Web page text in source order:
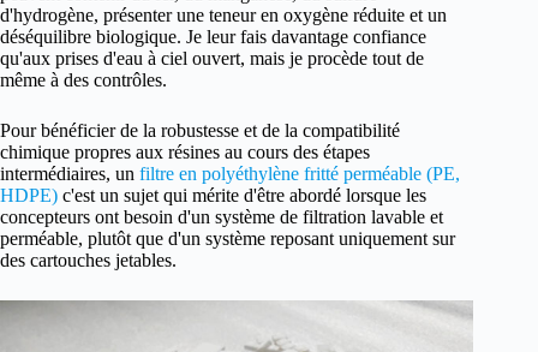
d'hydrogène, présenter une teneur en oxygène réduite et un
déséquilibre biologique. Je leur fais davantage confiance
qu'aux prises d'eau à ciel ouvert, mais je procède tout de
même à des contrôles.
Pour bénéficier de la robustesse et de la compatibilité
chimique propres aux résines au cours des étapes
intermédiaires, un filtre en polyéthylène fritté perméable (PE,
HDPE) c'est un sujet qui mérite d'être abordé lorsque les
concepteurs ont besoin d'un système de filtration lavable et
perméable, plutôt que d'un système reposant uniquement sur
des cartouches jetables.